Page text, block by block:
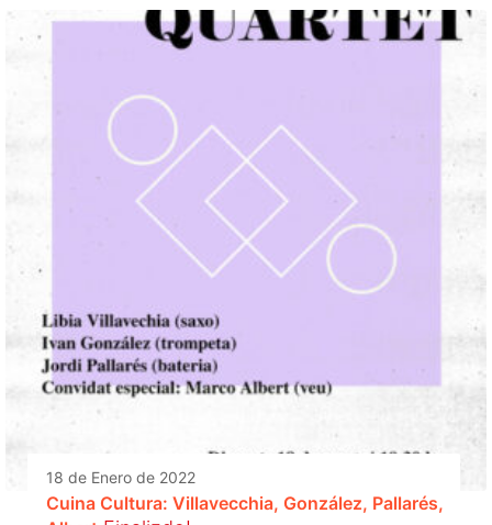
18 de Enero de 2022
Cuina Cultura: Villavecchia, González, Pallarés,